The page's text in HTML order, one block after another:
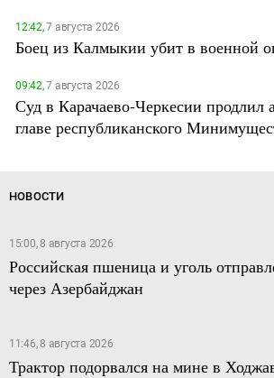
12:42,7 августа 2026
Боец из Калмыкии убит в военной
09:42,7 августа 2026
Суд в Карачаево-Черкесии продлил
главе республиканского
НОВОСТИ
15:00, 8 августа 2026
Российская пшеница и уголь
через Азербайджан
11:46, 8 августа 2026
Трактор подорвался на мине в